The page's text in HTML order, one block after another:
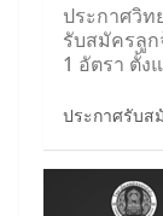
ประกาศวิท
รับสมัครลู
1 อัตรา ตั้ง
ประกาศรับ